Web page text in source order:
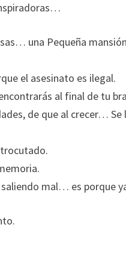
una Pequeña
el asesinato es ilegal.
al final de tu
de que al crecer…
mal… es porque